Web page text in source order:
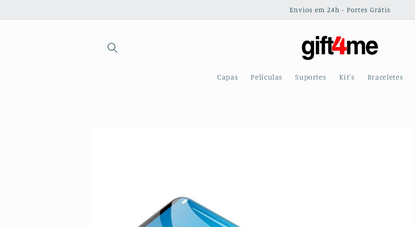
conteúdo
Envios em 24h - Portes Grátis
Capas Películas Suportes Kit´s Braceletes